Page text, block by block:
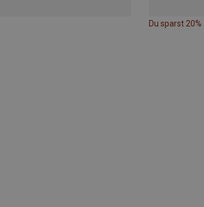
Du sparst 20%